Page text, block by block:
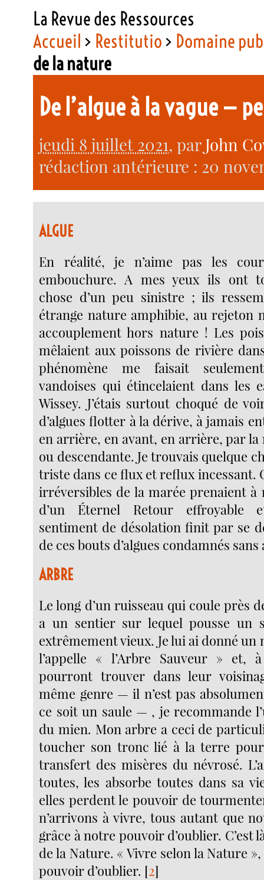
La Revue des Ressources
Accueil > Restitutio> Domaine
de la nature
De l’algue à la vague —
jeudi 8 juillet 2021, parJohn
rédaction antérieure : 20
ALGUE
En réalité, je n’aime pas les
embouchure. A mes yeux ils ont
chose d’un peu sinistre ; ils
étrange nature amphibie, au rejeton
accouplement hors nature ! Les
mêlaient aux poissons de rivière
phénomène me faisait
vandoises qui étincelaient dans les
Wissey. J’étais surtout choqué de
d’algues flotter à la dérive, à jamais
en arrière, en avant, en arrière, par
ou descendante. Je trouvais quelque
triste dans ce flux et reflux incessant.
irréversibles de la marée prenaient à
d’un Éternel Retour effroyable
sentiment de désolation finit par se
de ces bouts d’algues condamnés sans
ARBRE
Le long d’un ruisseau qui coule près
a un sentier sur lequel pousse un
extrêmement vieux. Je lui ai donné un
l’appelle « l’Arbre Sauveur » et,
pourront trouver dans leur
même genre — il n’est pas
ce soit un saule — , je recommande
du mien. Mon arbre a ceci de
toucher son tronc lié à la terre pour
transfert des misères du névrosé.
toutes, les absorbe toutes dans sa
elles perdent le pouvoir de
n’arrivons à vivre, tous autant que
grâce à notre pouvoir d’oublier. C’est
de la Nature. « Vivre selon la Nature »,
pouvoir d’oublier. [2]